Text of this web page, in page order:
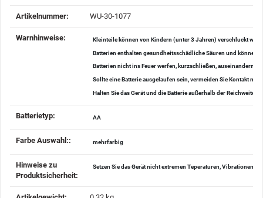
Artikelnummer: WU-30-1077
Warnhinweise‍: Kleinteile können von Kindern (unter 3 Jahren) verschluckt
Batterien enthalten gesundheitsschädliche Säuren und können
Batterien nicht ins Feuer werfen, kurzschließen,
Sollte eine Batterie ausgelaufen sein, vermeiden Sie Kontakt
Halten Sie das Gerät und die Batterie außerhalb der Reichweite
Batterietyp‍: AA
Farbe Auswahl:‍: mehrfarbig
Hinweise zu
Produktsicherheit‍:
Setzen Sie das Gerät nicht extremen Teperaturen, Vibrationen